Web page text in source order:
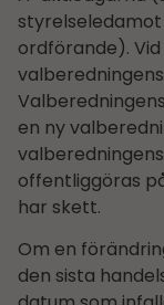
ordförande).
en ny
offentliggöras
har skett.
Om en
den sista